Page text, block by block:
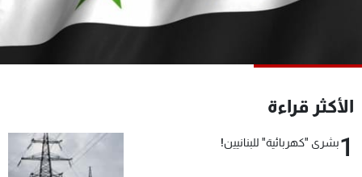
الأكثر قراءة
1بشرى "كهربائية" للبنانيين!
جدول البرامج
شاهد البرامج
الترددات